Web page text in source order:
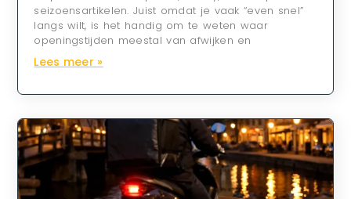
seizoensartikelen. Juist omdat je vaak “even snel”
langs wilt, is het handig om te weten waar
openingstijden meestal van afwijken en
Lees meer »